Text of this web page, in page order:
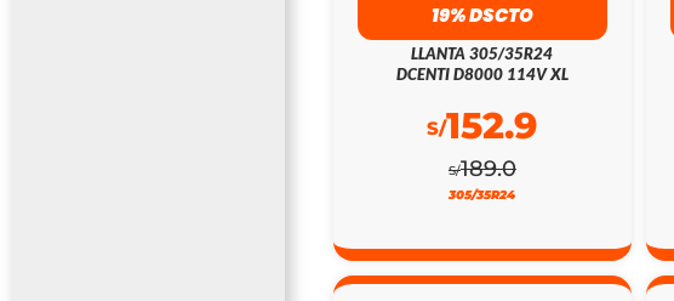
19% DSCTO
LLANTA 305/35R24
DCENTI D8000 114V XL
S/189.0
S/152.9
305/35R24